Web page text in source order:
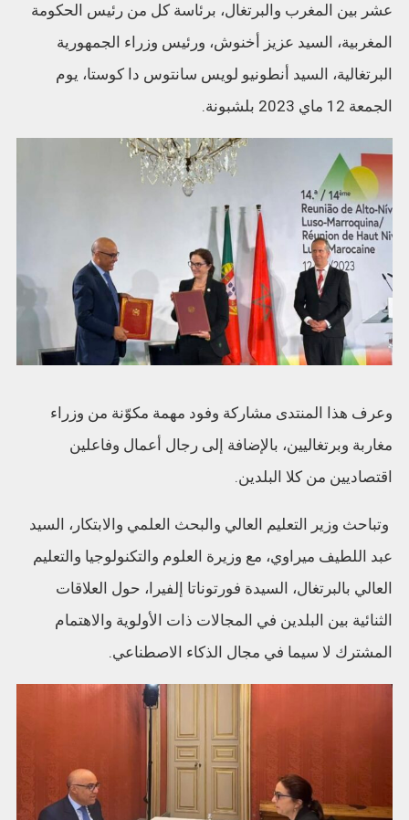
عشر بين المغرب والبرتغال، برئاسة كل من رئيس الحكومة
المغربية، السيد عزيز أخنوش، ورئيس وزراء الجمهورية
البرتغالية، السيد أنطونيو لويس سانتوس دا كوستا، يوم
الجمعة 12 ماي 2023 بلشبونة.
وعرف هذا المنتدى مشاركة وفود مهمة مكوّنة من وزراء
مغاربة وبرتغاليين، بالإضافة إلى رجال أعمال وفاعلين
اقتصاديين من كلا البلدين.
وتباحث وزير التعليم العالي والبحث العلمي والابتكار، السيد
عبد اللطيف ميراوي، مع وزيرة العلوم والتكنولوجيا والتعليم
العالي بالبرتغال، السيدة فورتوناتا إلفيرا، حول العلاقات
الثنائية بين البلدين في المجالات ذات الأولوية والاهتمام
المشترك لا سيما في مجال الذكاء الاصطناعي.